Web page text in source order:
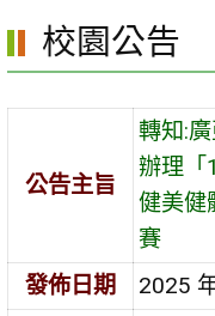
校園公告
公告主旨
轉知:
辦理「
健美健
賽
發佈日期
2025